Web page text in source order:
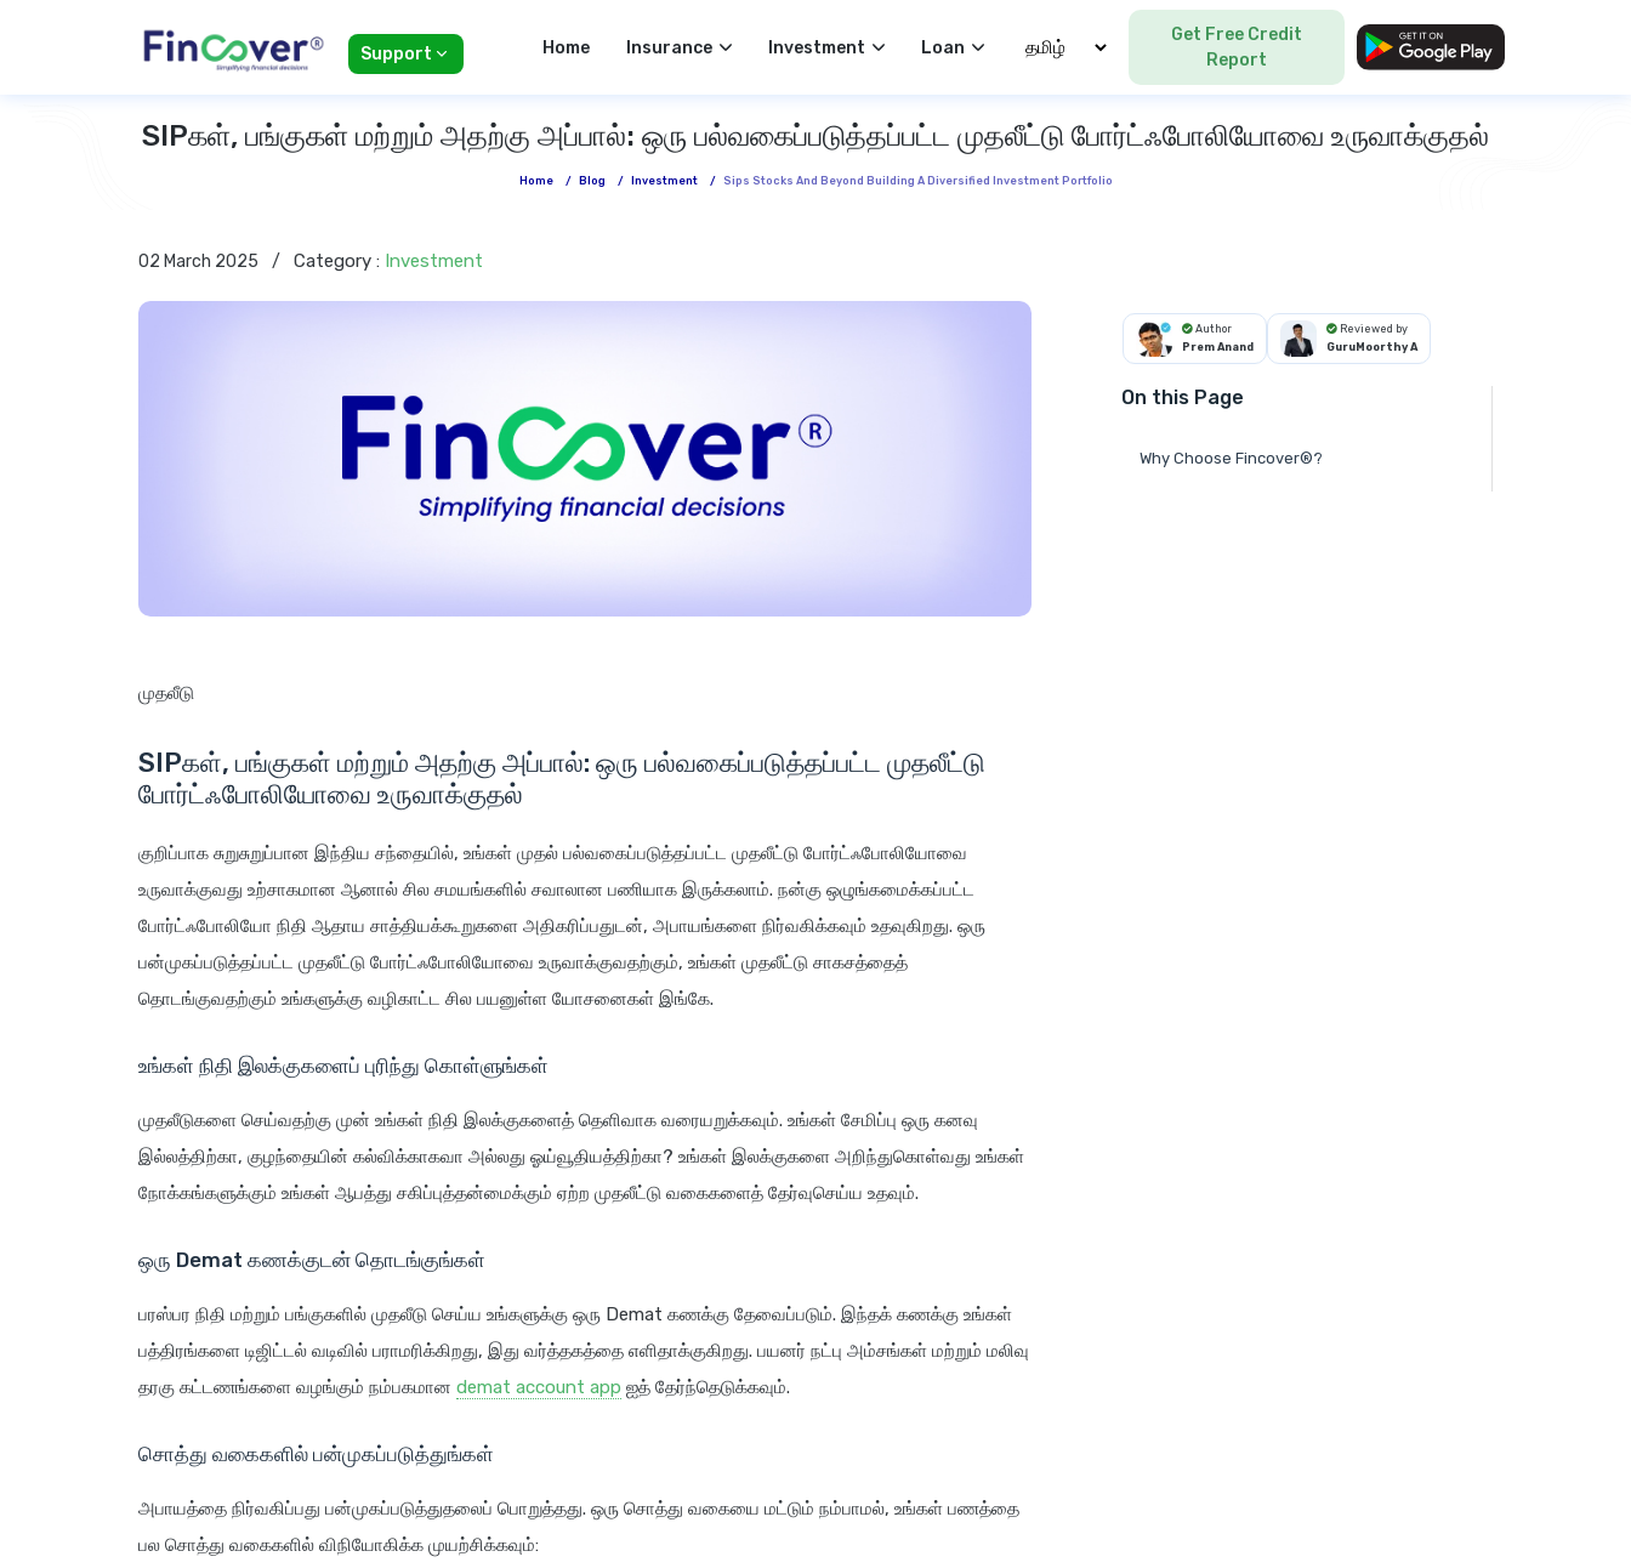
Support Home Insurance Investment Loan Select Language
Get Free Credit
Report
SIPகள், பங்குகள் மற்றும் அதற்கு அப்பால்: ஒரு பல்வகைப்படுத்தப்பட்ட முதலீட்டு போர்ட்ஃபோலியோவை உருவாக்குதல்
Home / Blog / Investment / Sips Stocks And Beyond Building A Diversified Investment Portfolio
02 March 2025 / Category : Investment
முதலீடு
SIPகள், பங்குகள் மற்றும் அதற்கு அப்பால்: ஒரு பல்வகைப்படுத்தப்பட்ட முதலீட்டு
போர்ட்ஃபோலியோவை உருவாக்குதல்
குறிப்பாக சுறுசுறுப்பான இந்திய சந்தையில், உங்கள் முதல் பல்வகைப்படுத்தப்பட்ட முதலீட்டு போர்ட்ஃபோலியோவை
உருவாக்குவது உற்சாகமான ஆனால் சில சமயங்களில் சவாலான பணியாக இருக்கலாம். நன்கு ஒழுங்கமைக்கப்பட்ட
போர்ட்ஃபோலியோ நிதி ஆதாய சாத்தியக்கூறுகளை அதிகரிப்பதுடன், அபாயங்களை நிர்வகிக்கவும் உதவுகிறது. ஒரு
பன்முகப்படுத்தப்பட்ட முதலீட்டு போர்ட்ஃபோலியோவை உருவாக்குவதற்கும், உங்கள் முதலீட்டு சாகசத்தைத்
தொடங்குவதற்கும் உங்களுக்கு வழிகாட்ட சில பயனுள்ள யோசனைகள் இங்கே.
உங்கள் நிதி இலக்குகளைப் புரிந்து கொள்ளுங்கள்
முதலீடுகளை செய்வதற்கு முன் உங்கள் நிதி இலக்குகளைத் தெளிவாக வரையறுக்கவும். உங்கள் சேமிப்பு ஒரு கனவு
இல்லத்திற்கா, குழந்தையின் கல்விக்காகவா அல்லது ஓய்வூதியத்திற்கா? உங்கள் இலக்குகளை அறிந்துகொள்வது உங்கள்
நோக்கங்களுக்கும் உங்கள் ஆபத்து சகிப்புத்தன்மைக்கும் ஏற்ற முதலீட்டு வகைகளைத் தேர்வுசெய்ய உதவும்.
ஒரு Demat கணக்குடன் தொடங்குங்கள்
பரஸ்பர நிதி மற்றும் பங்குகளில் முதலீடு செய்ய உங்களுக்கு ஒரு Demat கணக்கு தேவைப்படும். இந்தக் கணக்கு உங்கள்
பத்திரங்களை டிஜிட்டல் வடிவில் பராமரிக்கிறது, இது வர்த்தகத்தை எளிதாக்குகிறது. பயனர் நட்பு அம்சங்கள் மற்றும் மலிவு
தரகு கட்டணங்களை வழங்கும் நம்பகமான demat account app ஐத் தேர்ந்தெடுக்கவும்.
சொத்து வகைகளில் பன்முகப்படுத்துங்கள்
அபாயத்தை நிர்வகிப்பது பன்முகப்படுத்துதலைப் பொறுத்தது. ஒரு சொத்து வகையை மட்டும் நம்பாமல், உங்கள் பணத்தை
பல சொத்து வகைகளில் விநியோகிக்க முயற்சிக்கவும்:
Author
Prem Anand
Reviewed by
GuruMoorthy A
On this Page
Why Choose Fincover®?